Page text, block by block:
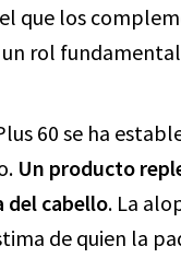
que los
rol
60 se ha
Un producto
del cabello. La
de quien la